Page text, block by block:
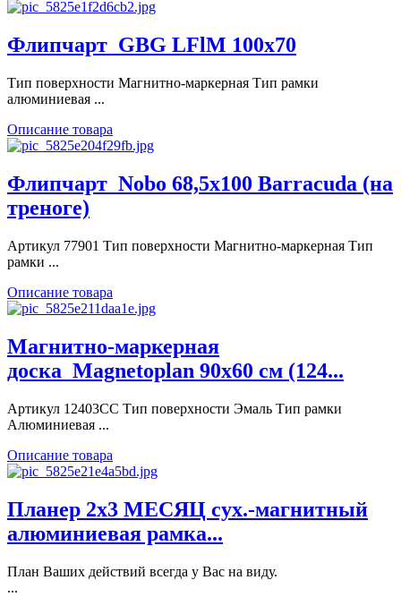
Флипчарт_GBG LFlM 100x70
Тип поверхности Магнитно-маркерная Тип рамки
алюминиевая ...
Описание товара
Флипчарт_Nobo 68,5х100 Barracuda (на
треноге)
Артикул 77901 Тип поверхности Магнитно-маркерная Тип
рамки ...
Описание товара
Магнитно-маркерная
доска_Magnetoplan 90x60 см (124...
Артикул 12403CC Тип поверхности Эмаль Тип рамки
Алюминиевая ...
Описание товара
Планер 2х3 МЕСЯЦ сух.-магнитный
алюминиевая рамка...
План Ваших действий всегда у Вас на виду.
...